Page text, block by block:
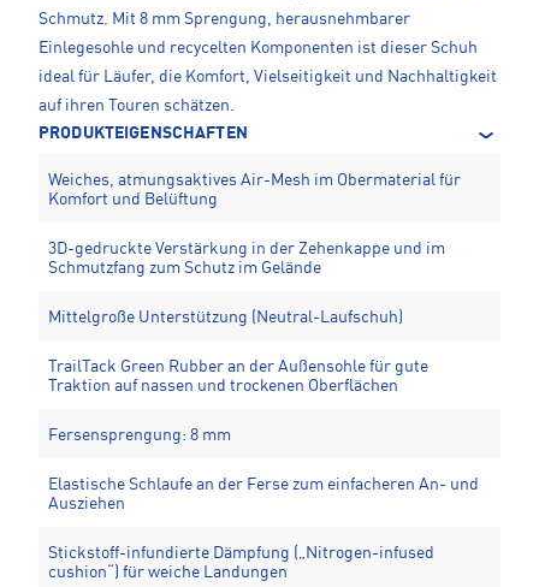
Schmutz. Mit 8 mm Sprengung, herausnehmbarer
Einlegesohle und recycelten Komponenten ist dieser Schuh
ideal für Läufer, die Komfort, Vielseitigkeit und Nachhaltigkeit
auf ihren Touren schätzen.
PRODUKTEIGENSCHAFTEN
Weiches, atmungsaktives Air-Mesh im Obermaterial für
Komfort und Belüftung
3D-gedruckte Verstärkung in der Zehenkappe und im
Schmutzfang zum Schutz im Gelände
Mittelgroße Unterstützung (Neutral-Laufschuh)
TrailTack Green Rubber an der Außensohle für gute
Traktion auf nassen und trockenen Oberflächen
Fersensprengung: 8 mm
Elastische Schlaufe an der Ferse zum einfacheren An- und
Ausziehen
Stickstoff-infundierte Dämpfung („Nitrogen-infused
cushion“) für weiche Landungen